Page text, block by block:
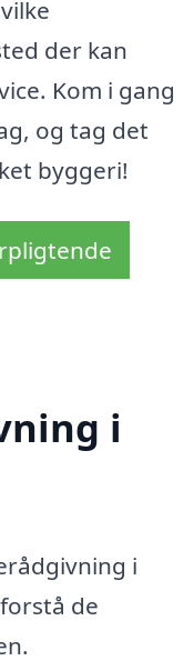
der kan
Kom i gang
og tag det
byggeri!
i
i
de